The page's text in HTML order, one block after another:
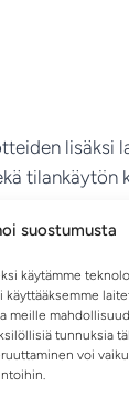
suostumusta
käytämme
meille
tunnuksia
voi
lisäksi
tilankäytön